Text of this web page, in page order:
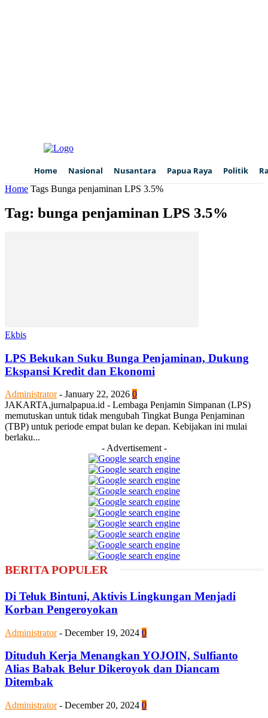
Home Nasional Nusantara Papua Raya Politik
Home Tags Bunga penjaminan LPS 3.5%
Tag: bunga penjaminan LPS 3.5%
Ekbis
LPS Bekukan Suku Bunga Penjaminan, Dukung
Ekspansi Kredit dan Ekonomi
Administrator - January 22, 2026 0
JAKARTA,jurnalpapua.id - Lembaga Penjamin Simpanan (LPS)
memutuskan untuk tidak mengubah Tingkat Bunga Penjaminan
(TBP) untuk periode empat bulan ke depan. Kebijakan ini mulai
berlaku...
- Advertisement -
BERITA POPULER
Di Teluk Bintuni, Aktivis Lingkungan Menjadi
Korban Pengeroyokan
Administrator - December 19, 2024 0
Dituduh Kerja Menangkan YOJOIN, Sulfianto
Alias Babak Belur Dikeroyok dan Diancam
Ditembak
Administrator - December 20, 2024 0